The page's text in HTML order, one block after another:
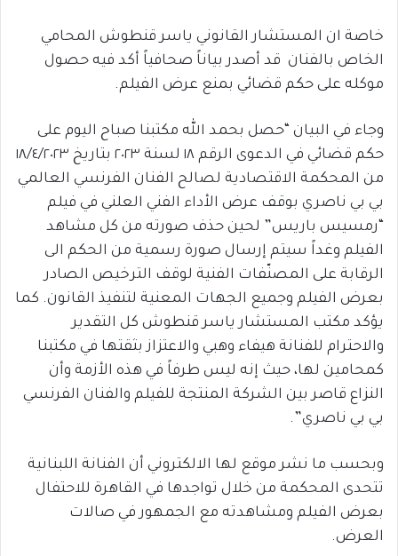
خاصة ان المستشار القانوني ياسر قنطوش المحامي
الخاص بالفنان قد أصدر بياناً صحافياً أكد فيه حصول
موكله على حكم قضائي بمنع عرض الفيلم.
وجاء في البيان “حصل بحمد الله مكتبنا صباح اليوم على
حكم قضائي في الدعوى الرقم ١٨ لسنة ٢٠٢٣ بتاريخ ١٨/٤/٢٠٢٣
من المحكمة الاقتصادية لصالح الفنان الفرنسي العالمي
بي بي ناصري بوقف عرض الأداء الفني العلني في فيلم
“رمسيس باريس” لحين حذف صورته من كل مشاهد
الفيلم وغداً سيتم إرسال صورة رسمية من الحكم الى
الرقابة على المصنّفات الفنية لوقف الترخيص الصادر
بعرض الفيلم وجميع الجهات المعنية لتنفيذ القانون. كما
يؤكد مكتب المستشار ياسر قنطوش كل التقدير
والاحترام للفنانة هيفاء وهبي والاعتزاز بثقتها في مكتبنا
كمحامين لها، حيث إنه ليس طرفاً في هذه الأزمة وأن
النزاع قاصر بين الشركة المنتجة للفيلم والفنان الفرنسي
بي بي ناصري”.
وبحسب ما نشر موقع لها الالكتروني أن الفنانة اللبنانية
تتحدى المحكمة من خلال تواجدها في القاهرة للاحتفال
بعرض الفيلم ومشاهدته مع الجمهور في صالات
العرض.